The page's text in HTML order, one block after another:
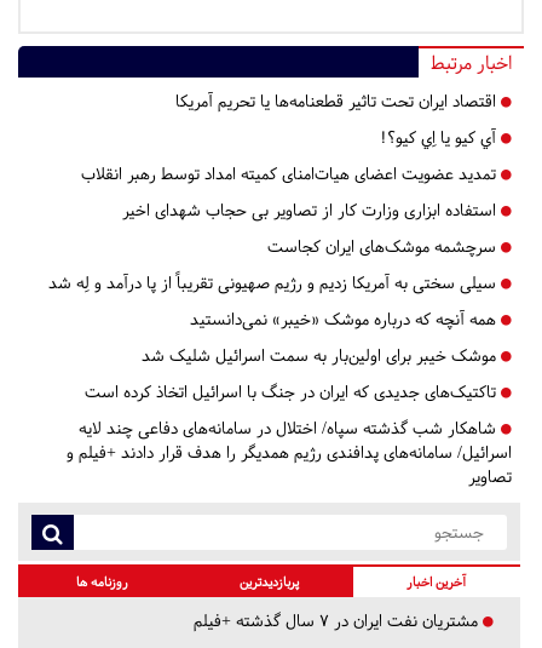
اخبار مرتبط
اقتصاد ایران تحت تاثیر قطعنامه‌ها یا تحریم‌ آمریکا
آي كيو يا اِي كيو؟!
تمدید عضویت اعضای هیات‌امنای کمیته امداد توسط رهبر انقلاب
استفاده ابزاری وزارت کار از تصاویر بی حجاب شهدای اخیر
سرچشمه موشک‌های ایران کجاست
سیلی سختی به آمریکا زدیم و رژیم صهیونی تقریباً از پا درآمد و لِه شد
همه آنچه که درباره موشک «خیبر» نمی‌دانستید
موشک خیبر برای اولین‌بار به سمت اسرائیل شلیک شد
تاکتیک‌های جدیدی که ایران در جنگ با اسرائیل اتخاذ کرده است
شاهکار شب گذشته سپاه/ اختلال در سامانه‌های دفاعی چند لایه
اسرائیل/ سامانه‌های پدافندی رژیم همدیگر را هدف قرار دادند +فیلم و
تصاویر
آخرین اخبار پربازدیدترین روزنامه ها
مشتریان نفت ایران در ۷ سال گذشته +فیلم